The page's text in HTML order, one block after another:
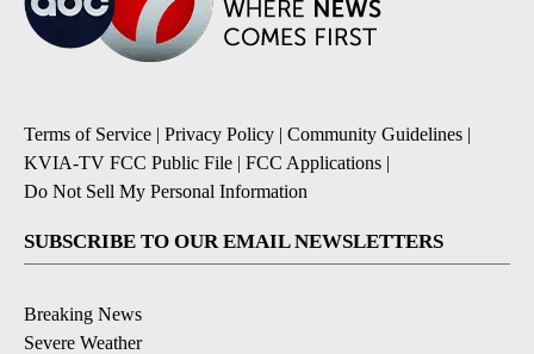
Terms of Service | Privacy Policy | Community Guidelines |
KVIA-TV FCC Public File | FCC Applications |
Do Not Sell My Personal Information
SUBSCRIBE TO OUR EMAIL NEWSLETTERS
Breaking News
Severe Weather